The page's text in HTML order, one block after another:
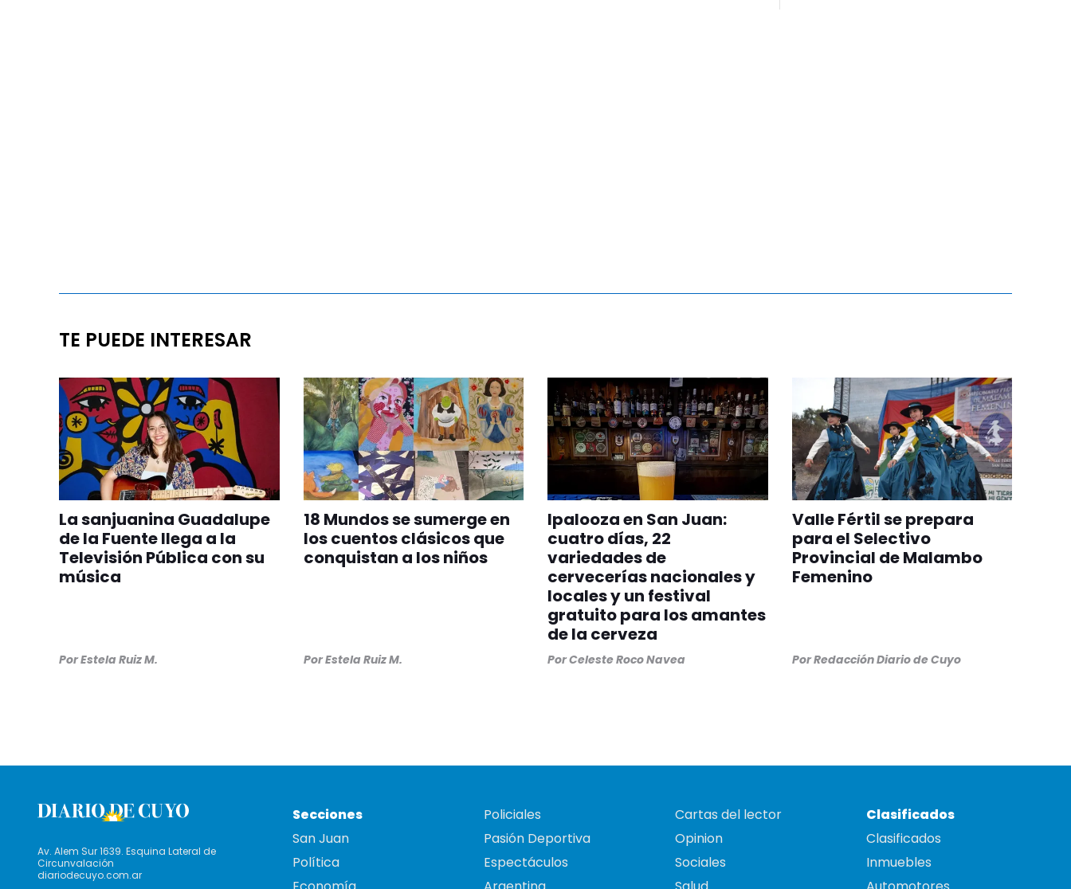
TE PUEDE INTERESAR
La sanjuanina Guadalupe
de la Fuente llega a la
Televisión Pública con su
música
PorEstela Ruiz M.
18 Mundos se sumerge en
los cuentos clásicos que
conquistan a los niños
PorEstela Ruiz M.
Ipalooza en San Juan:
cuatro días, 22
variedades de
cervecerías nacionales y
locales y un festival
gratuito para los amantes
de la cerveza
PorCeleste Roco Navea
Valle Fértil se prepara
para el Selectivo
Provincial de Malambo
Femenino
PorRedacción Diario de Cuyo
Av. Alem Sur 1639. Esquina Lateral de
Circunvalación
diariodecuyo.com.ar
Secciones
San Juan
Política
Policiales
Pasión Deportiva
Espectáculos
Cartas del lector
Opinion
Sociales
Clasificados
Clasificados
Inmuebles